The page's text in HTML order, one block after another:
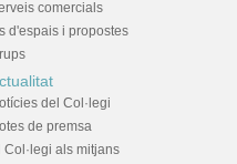
comercials
d'espais i propostes
del Col·legi
de premsa
Col·legi als mitjans